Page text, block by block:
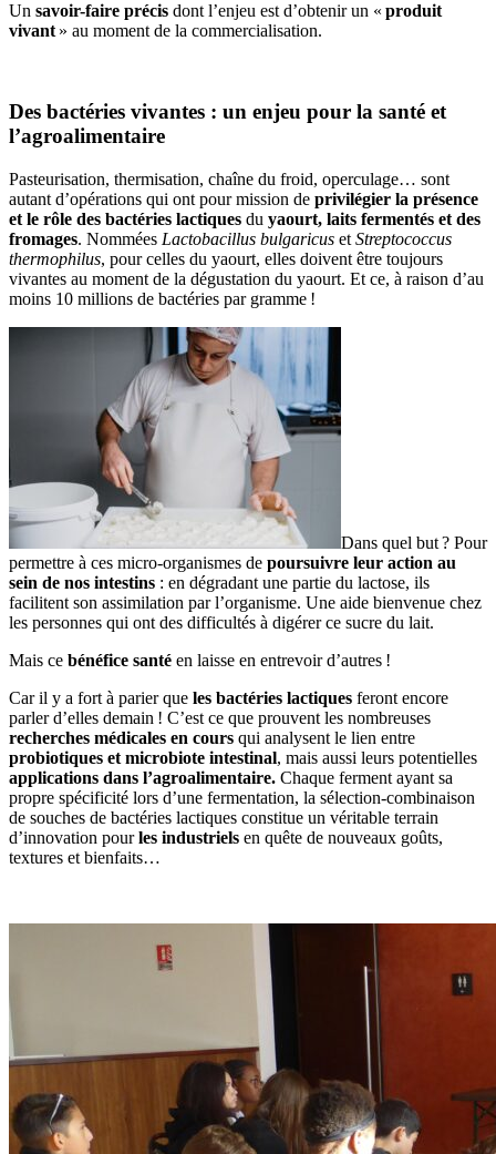
Un savoir-faire précis dont l’enjeu est d’obtenir un « produit
vivant » au moment de la commercialisation.
Des bactéries vivantes : un enjeu pour la santé et
l’agroalimentaire
Pasteurisation, thermisation, chaîne du froid, operculage… sont
autant d’opérations qui ont pour mission de privilégier la présence
et le rôle des bactéries lactiques du yaourt, laits fermentés et des
fromages. Nommées Lactobacillus bulgaricus et Streptococcus
thermophilus, pour celles du yaourt, elles doivent être toujours
vivantes au moment de la dégustation du yaourt. Et ce, à raison d’au
moins 10 millions de bactéries par gramme !
Dans quel but ? Pour
permettre à ces micro-organismes de poursuivre leur action au
sein de nos intestins : en dégradant une partie du lactose, ils
facilitent son assimilation par l’organisme. Une aide bienvenue chez
les personnes qui ont des difficultés à digérer ce sucre du lait.
Mais ce bénéfice santé en laisse en entrevoir d’autres !
Car il y a fort à parier que les bactéries lactiques feront encore
parler d’elles demain ! C’est ce que prouvent les nombreuses
recherches médicales en cours qui analysent le lien entre
probiotiques et microbiote intestinal, mais aussi leurs potentielles
applications dans l’agroalimentaire. Chaque ferment ayant sa
propre spécificité lors d’une fermentation, la sélection-combinaison
de souches de bactéries lactiques constitue un véritable terrain
d’innovation pourles industriels en quête de nouveaux goûts,
textures et bienfaits…